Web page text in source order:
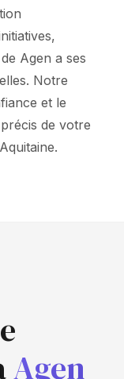
Agen a ses
Notre
et le
de votre
Agen